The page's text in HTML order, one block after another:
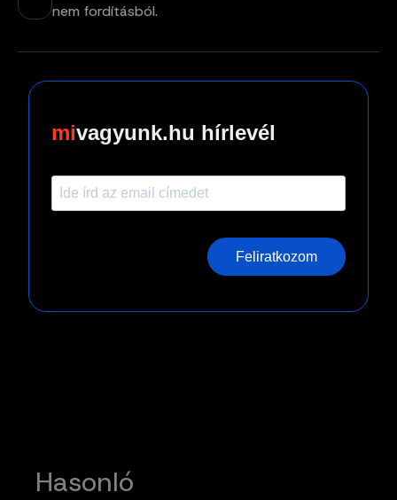
nem fordításból.
vagyunk.hu hírlevél
Feliratkozom
Hasonló